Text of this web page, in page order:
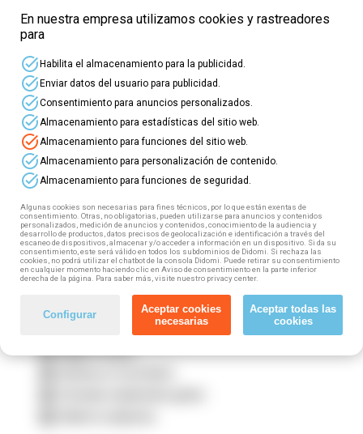
⭐ ¡Mejora tus habilidades con nuestros nuevos
cursos online gratuitospara profesionales del
Sector Servicio a las empresas
⏩ Este sector incluye: Empresas de consultoría y
estudios de mercados y opinión pública;
Empresas de ingeniería y oficinas de estudios
técnicos; Empresas de trabajo temporal; Contact
center; De los servicios de prevención ajenos.
⏩Si trabajas en este sector (tanto por cuenta
propia como por cuenta ajena) puedes acceder a
esta formación gratuita, 100% subvencionada.
¿Cómo? ¡Muy fácil! Tan solo tienes que seguir
estos pasos:
En nuestra empresa utilizamos cookies y rastreadores
para
task_altHabilita el almacenamiento para la publicidad.
task_altEnviar datos del usuario para publicidad.
task_altConsentimiento para anuncios personalizados.
task_alt Almacenamiento para estadísticas del sitio web.
task_alt Almacenamiento para funciones del sitio web.
task_alt Almacenamiento para personalización de contenido.
task_alt Almacenamiento para funciones de seguridad.
Algunas cookies son necesarias para fines técnicos, por lo que están exentas de
consentimiento. Otras, no obligatorias, pueden utilizarse para anuncios y contenidos
personalizados, medición de anuncios y contenidos, conocimiento de la audiencia y
desarrollo de productos, datos precisos de geolocalización e identificación a través del
escaneo de dispositivos, almacenar y/o acceder a información en un dispositivo. Si da su
consentimiento, este será válido en todos los subdominios de Didomi. Si rechaza las
cookies, no podrá utilizar el chatbot de la consola Didomi. Puede retirar su consentimiento
en cualquier momento haciendo clic en Aviso de consentimiento en la parte inferior
derecha de la página. Para saber más, visite nuestro privacy center.
Configurar
Aceptar cookies
necesarias
Aceptar todas las
cookies